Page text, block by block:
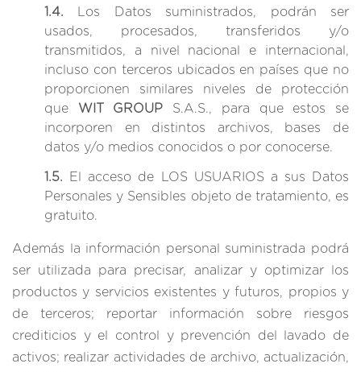
1.4. Los Datos suministrados, podrán ser
usados, procesados, transferidos y/o
transmitidos, a nivel nacional e internacional,
incluso con terceros ubicados en países que no
proporcionen similares niveles de protección
que WIT GROUP S.A.S., para que estos se
incorporen en distintos archivos, bases de
datos y/o medios conocidos o por conocerse.
1.5. El acceso de LOS USUARIOS a sus Datos
Personales y Sensibles objeto de tratamiento, es
gratuito.
Además la información personal suministrada podrá
ser utilizada para precisar, analizar y optimizar los
productos y servicios existentes y futuros, propios y
de terceros; reportar información sobre riesgos
crediticios y el control y prevención del lavado de
activos; realizar actividades de archivo, actualización,